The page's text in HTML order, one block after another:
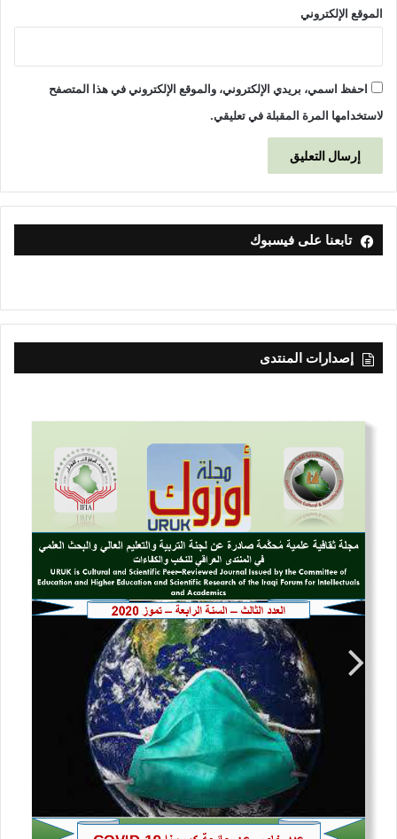
الموقع الإلكتروني
احفظ اسمي، بريدي الإلكتروني، والموقع الإلكتروني في هذا المتصفح
لاستخدامها المرة المقبلة في تعليقي.
تابعنا على فيسبوك
إصدارات المنتدى